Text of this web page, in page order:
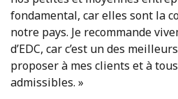
fondamental, car elles sont la
notre pays. Je recommande
d’EDC, car c’est un des
proposer à mes clients et à
admissibles. »